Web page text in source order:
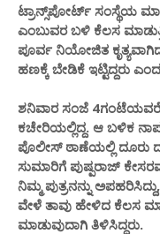
ಟ್ರಾನ್ಸ್​ಪೋರ್ಟ್​ ಸಂಸ್ಥೆಯ
ಎಂಬುವರ ಬಳಿ ಕೆಲಸ
ಪೂರ್ವ ನಿಯೋಜಿತ
ಹಣಕ್ಕೆ ಬೇಡಿಕೆ ಇಟ್ಟಿದ್ದರು
ಶನಿವಾರ ಸಂಜೆ
ಕಚೇರಿಯಲ್ಲಿದ್ದ. ಆ ಬಳಿಕ
ಪೊಲೀಸ್​ ಠಾಣೆಯಲ್ಲಿ ದೂರು
ಸುಮಾರಿಗೆ ಪುಷ್ಪರಾಜ್​
ನಿಮ್ಮ ಪುತ್ರನನ್ನು
ವೇಳೆ ತಾವು ಹೇಳಿದ ಕೆಲಸ
ಮಾಡುವುದಾಗಿ ತಿಳಿಸಿದ್ದರು.